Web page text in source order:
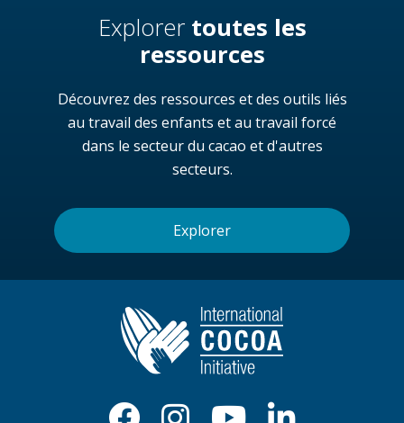
Explorer toutes les
ressources
Découvrez des ressources et des outils liés
au travail des enfants et au travail forcé
dans le secteur du cacao et d'autres
secteurs.
Explorer